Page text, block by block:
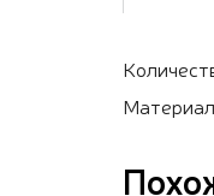
Материал